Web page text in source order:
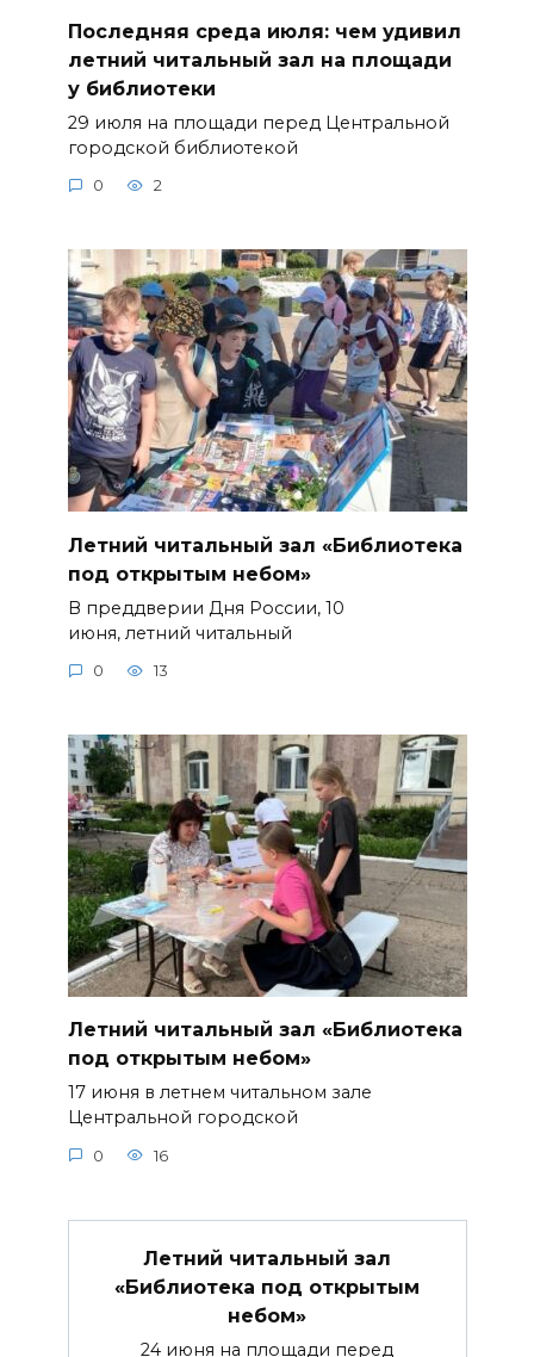
Последняя среда июля: чем удивил
летний читальный зал на площади
у библиотеки
29 июля на площади перед Центральной
городской библиотекой
0 2
Летний читальный зал «Библиотека
под открытым небом»
В преддверии Дня России, 10
июня, летний читальный
0 13
Летний читальный зал «Библиотека
под открытым небом»
17 июня в летнем читальном зале
Центральной городской
0 16
Летний читальный зал
«Библиотека под открытым
небом»
24 июня на площади перед